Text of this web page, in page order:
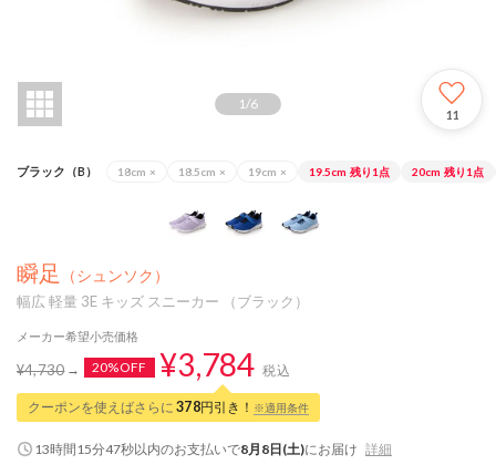
1 /6
11
ブラック（B） 18cm × 18.5cm × 19cm × 19.5cm 残り1点 20cm 残り1点
瞬足 （シュンソク）
幅広 軽量 3E キッズ スニーカー （ブラック）
メーカー希望小売価格
¥4,730 20%OFF ¥3,784 税込
クーポンを使えばさらに 378円引き！ ※適用条件
13時間15分46秒以内のお支払いで8月8日(土)にお届け 詳細